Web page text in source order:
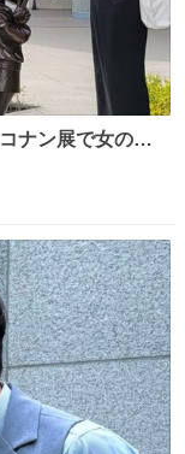
ナン展で女の子
れた。 あぁ鞄の
すごく千速さん